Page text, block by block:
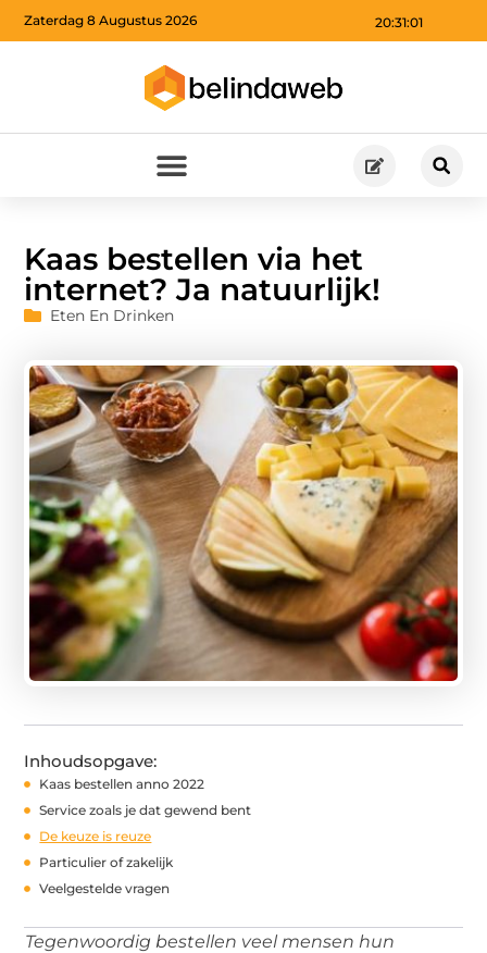
20:31:02
Zaterdag 8 Augustus 2026
Kaas bestellen via het
internet? Ja natuurlijk!
Eten En Drinken
Inhoudsopgave:
Kaas bestellen anno 2022
Service zoals je dat gewend bent
De keuze is reuze
Particulier of zakelijk
Veelgestelde vragen
Tegenwoordig bestellen veel mensen hun